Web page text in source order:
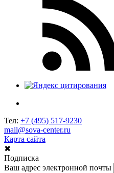
Тел: +7 (495) 517-9230
mail@sova-center.ru
Карта сайта
✖
Подписка
Ваш адрес электронной почты